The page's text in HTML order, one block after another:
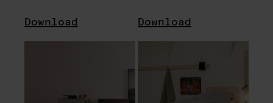
Download Download